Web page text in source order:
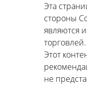
Эта
стороны
являются
торговлей.
Этот
не